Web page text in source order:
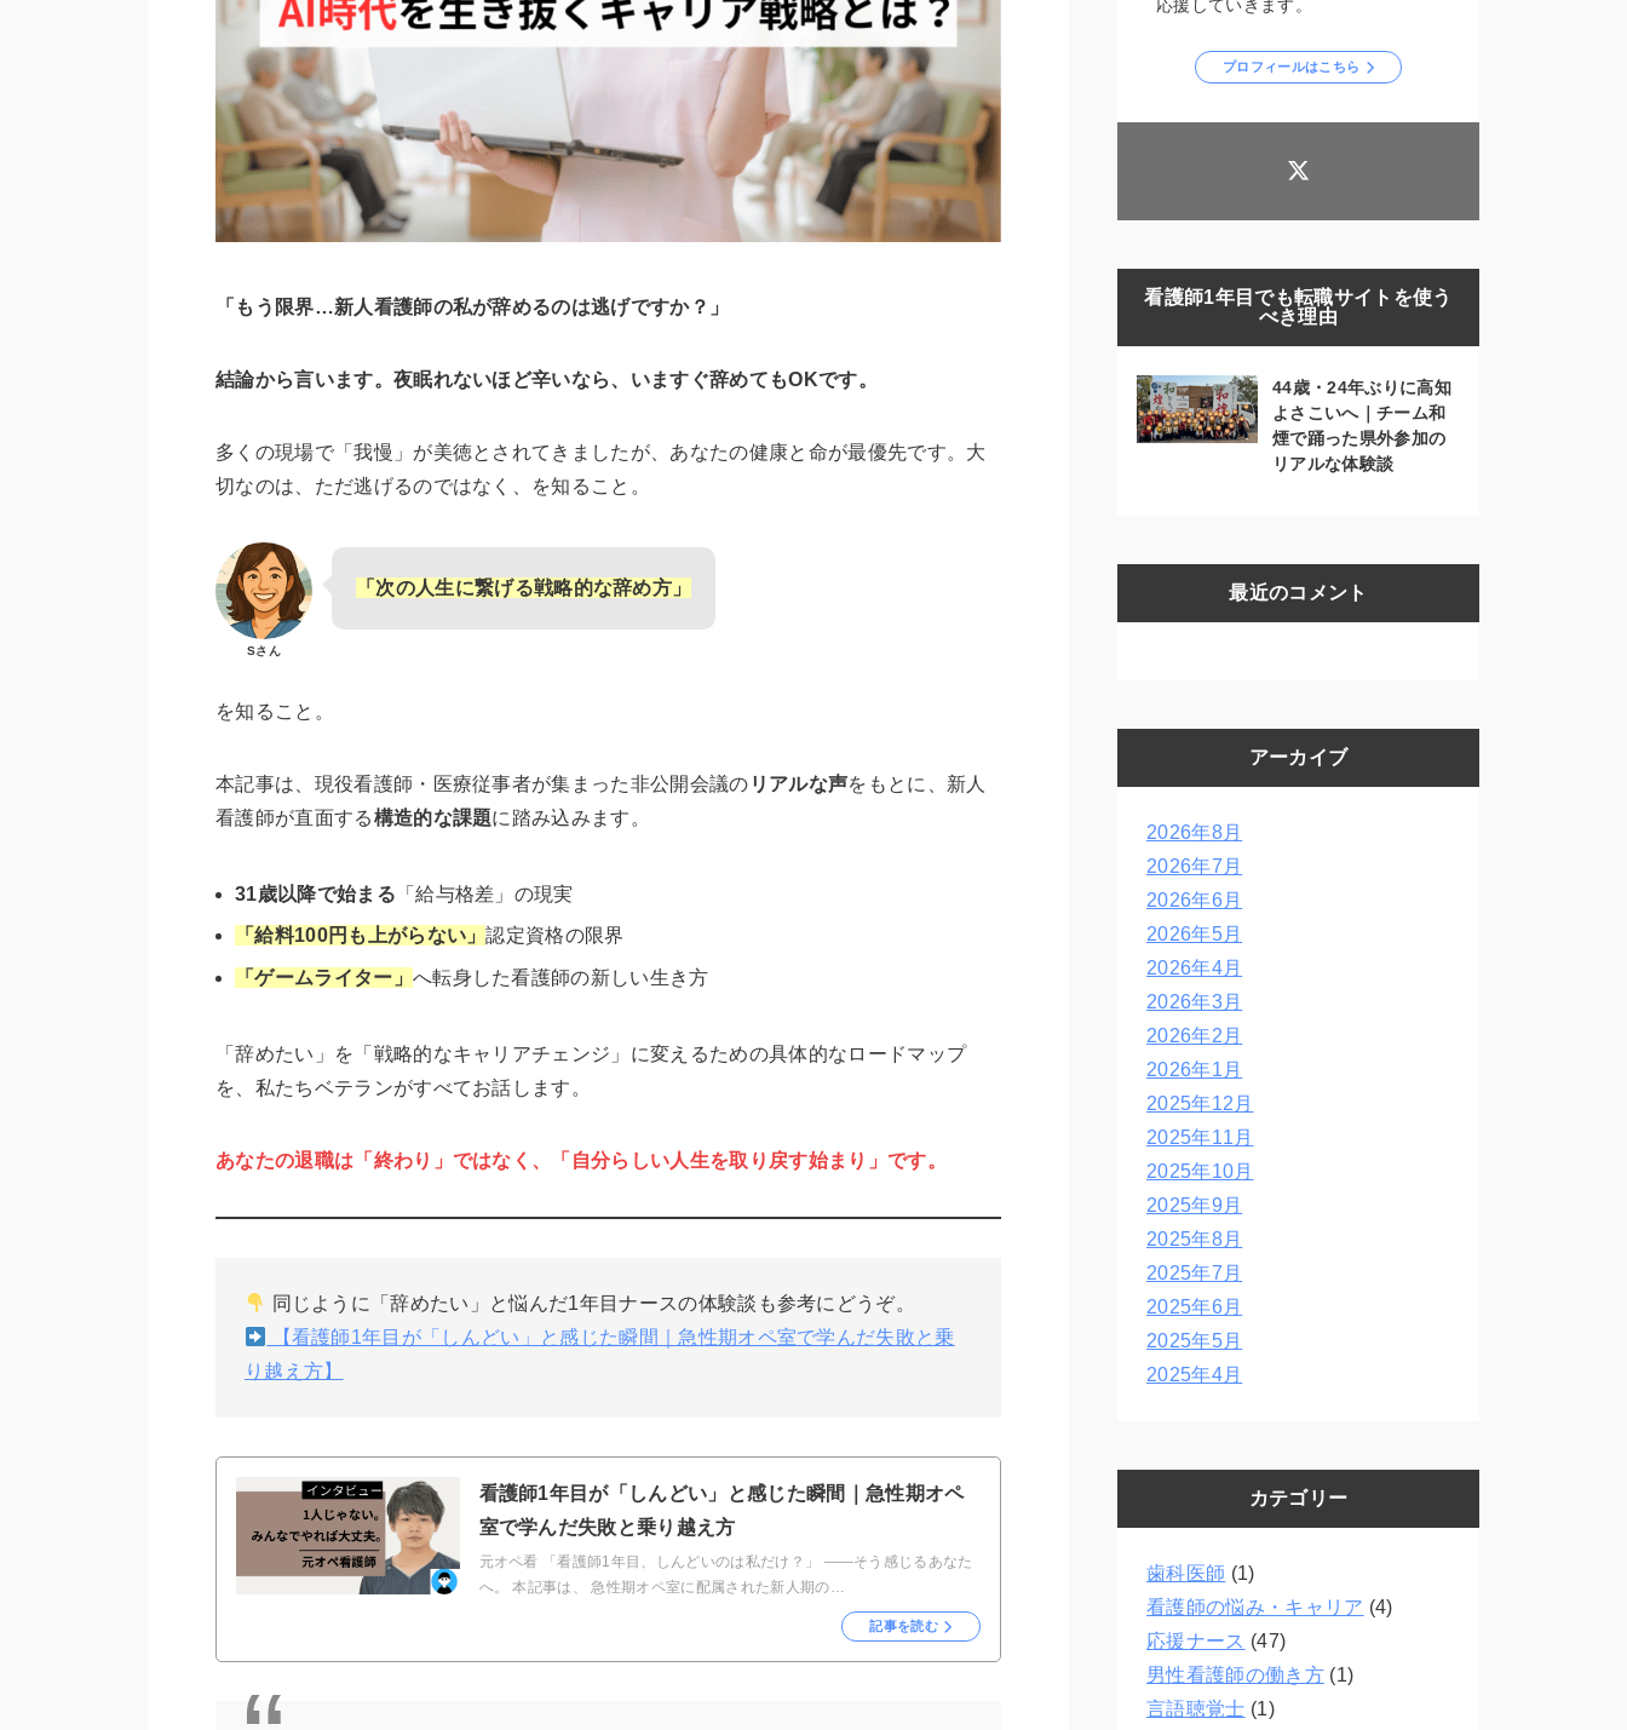
「もう限界…新人看護師の私が辞めるのは逃げですか？」
結論から言います。夜眠れないほど辛いなら、いますぐ辞めてもOKです。
多くの現場で「我慢」が美徳とされてきましたが、あなたの健康と命が最優先です。大
切なのは、ただ逃げるのではなく、を知ること。
Sさん
「次の人生に繋げる戦略的な辞め方」
を知ること。
本記事は、現役看護師・医療従事者が集まった非公開会議の リアルな声をもとに、新人
看護師が直面する構造的な課題に踏み込みます。
31歳以降で始まる 「給与格差」の現実
「給料100円も上がらない」認定資格の限界
「ゲームライター」 へ転身した看護師の新しい生き方
「辞めたい」を「戦略的なキャリアチェンジ」に変えるための具体的なロードマップ
を、私たちベテランがすべてお話します。
あなたの退職は「終わり」ではなく、「自分らしい人生を取り戻す始まり」です。
同じように「辞めたい」と悩んだ1年目ナースの体験談も参考にどうぞ。
【看護師1年目が「しんどい」と感じた瞬間｜急性期オペ室で学んだ失敗と乗
り越え方】
看護師1年目が「しんどい」と感じた瞬間｜急性期オペ
室で学んだ失敗と乗り越え方
元オペ看 「看護師1年目、しんどいのは私だけ？」 ——そう感じるあなた
へ。 本記事は、 急性期オペ室に配属された新人期の…
記事を読む
応援していきます。
プロフィールはこちら
看護師1年目でも転職サイトを使う
べき理由
44歳・24年ぶりに高知
よさこいへ｜チーム和
煙で踊った県外参加の
リアルな体験談
最近のコメント
アーカイブ
2026年8月
2026年7月
2026年6月
2026年5月
2026年4月
2026年3月
2026年2月
2026年1月
2025年12月
2025年11月
2025年10月
2025年9月
2025年8月
2025年7月
2025年6月
2025年5月
2025年4月
カテゴリー
歯科医師 (1)
看護師の悩み・キャリア (4)
応援ナース (47)
男性看護師の働き方(1)
言語聴覚士 (1)